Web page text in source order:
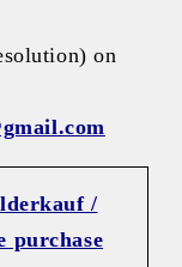
on
/
purchase